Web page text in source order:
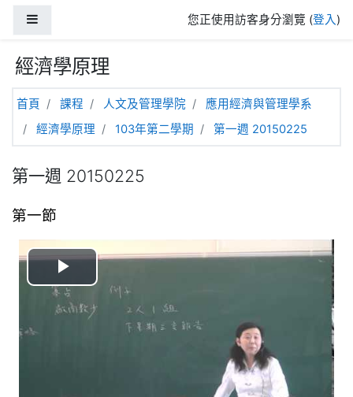
您正使用訪客身分瀏覽 (登入)
經濟學原理
首頁 課程 人文及管理學院
應用經濟與管理學系
經濟學原理
103年第二學期 第一週 20150225
第一週 20150225
第一節
播
放
频